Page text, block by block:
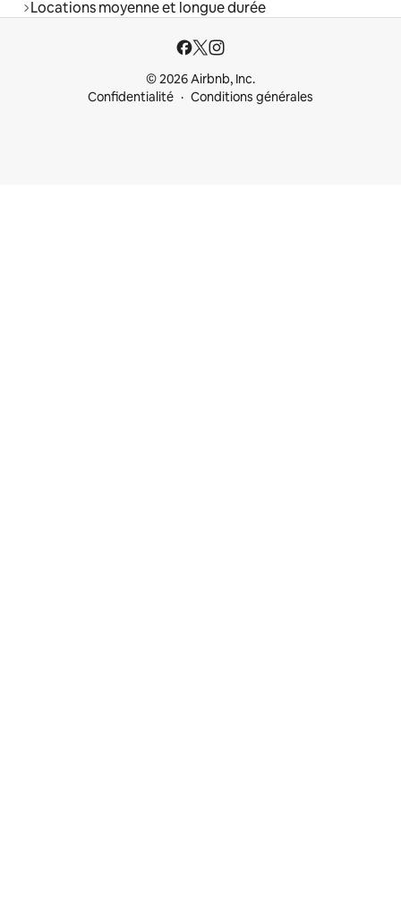
Locations moyenne et longue durée
© 2026 Airbnb, Inc.
Confidentialité
Conditions générales